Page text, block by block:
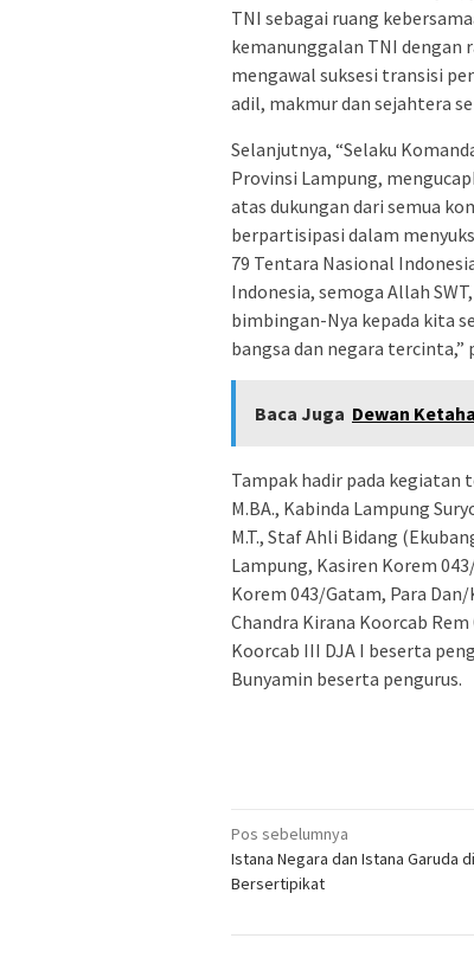
TNI sebagai ruang
kemanunggalan TNI dengan
mengawal suksesi transisi
adil, makmur dan sejahtera
Selanjutnya, “Selaku
Provinsi Lampung,
atas dukungan dari semua
berpartisipasi dalam
79 Tentara Nasional
Indonesia, semoga Allah
bimbingan-Nya kepada kita
bangsa dan negara tercinta,”
Baca Juga Dewan
Tampak hadir pada kegiatan
M.BA., Kabinda Lampung
M.T., Staf Ahli Bidang
Lampung, Kasiren Korem
Korem 043/Gatam, Para
Chandra Kirana Koorcab
Koorcab III DJA I beserta
Bunyamin beserta pengurus.
Navigasi
pos
Pos sebelumnya
Istana Negara dan Istana Garuda
Bersertipikat